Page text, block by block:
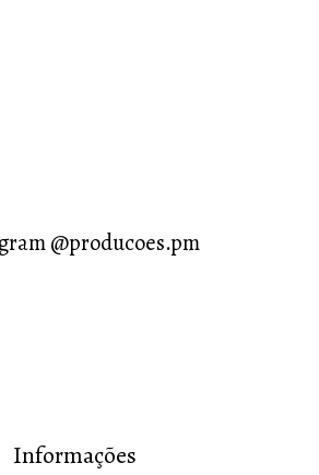
@producoes.pm
Informações